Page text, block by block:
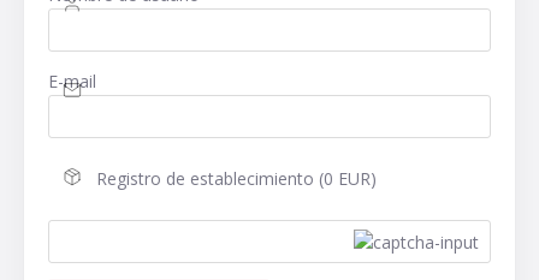
E-mail
Registro de establecimiento (0 EUR)